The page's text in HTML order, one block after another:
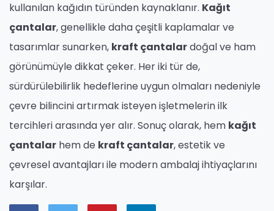
kullanılan kağıdın türünden kaynaklanır. Kağıt
çantalar, genellikle daha çeşitli kaplamalar ve
tasarımlar sunarken, kraft çantalardoğal ve ham
görünümüyle dikkat çeker. Her iki tür de,
sürdürülebilirlik hedeflerine uygun olmaları nedeniyle
çevre bilincini artırmak isteyen işletmelerin ilk
tercihleri arasında yer alır. Sonuç olarak, hem kağıt
çantalar hem de kraft çantalar, estetik ve
çevresel avantajları ile modern ambalaj ihtiyaçlarını
karşılar.